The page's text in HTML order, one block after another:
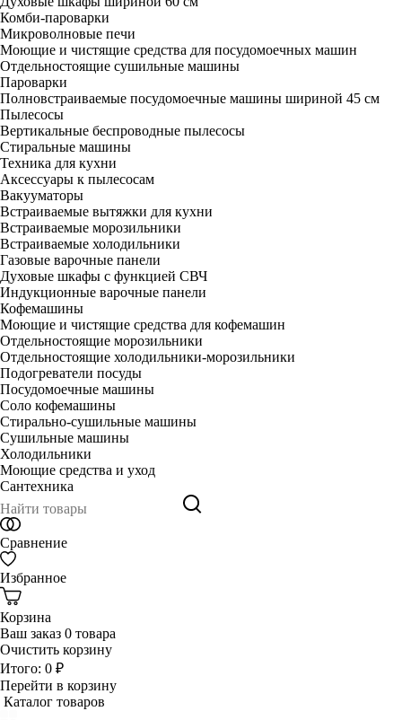
Комби-пароварки
Микроволновые печи
Моющие и чистящие средства для посудомоечных машин
Отдельностоящие сушильные машины
Пароварки
Полновстраиваемые посудомоечные машины шириной 45 см
Пылесосы
Вертикальные беспроводные пылесосы
Стиральные машины
Техника для кухни
Аксессуары к пылесосам
Вакууматоры
Встраиваемые вытяжки для кухни
Встраиваемые морозильники
Встраиваемые холодильники
Газовые варочные панели
Духовые шкафы с функцией СВЧ
Индукционные варочные панели
Кофемашины
Моющие и чистящие средства для кофемашин
Отдельностоящие морозильники
Отдельностоящие холодильники-морозильники
Подогреватели посуды
Посудомоечные машины
Соло кофемашины
Стирально-сушильные машины
Сушильные машины
Холодильники
Моющие средства и уход
Сантехника
Сравнение
Избранное
Корзина
Ваш заказ 0 товара
Очистить корзину
Итого: 0 ₽
Перейти в корзину
Каталог товаров